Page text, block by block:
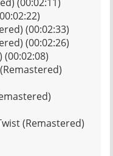
(00:02:33)
(00:02:26)
(Remastered)